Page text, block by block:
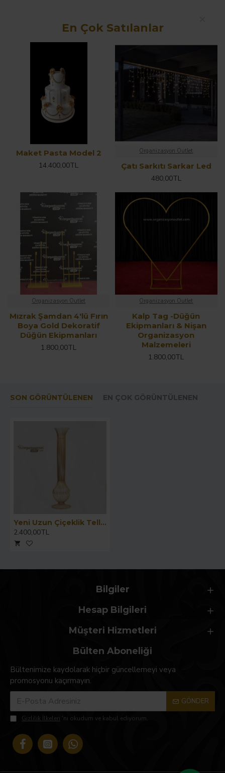
En Çok Satılanlar
Maket Pasta Model 2
14.400,00TL
Organizasyon Outlet
Çatı Sarkıtı Sarkar Led
480,00TL
Organizasyon Outlet
Mızrak Şamdan 4'lü Fırın
Boya Gold Dekoratif
Düğün Ekipmanları
1.800,00TL
Organizasyon Outlet
Kalp Tag -Düğün
Ekipmanları & Nişan
Organizasyon
Malzemeleri
1.800,00TL
SON GÖRÜNTÜLENEN EN ÇOK GÖRÜNTÜLENEN
Yeni Uzun Çiçeklik Telli Vazo
2.400,00TL
Bilgiler
Hesap Bilgileri
Müşteri Hizmetleri
Bülten Aboneliği
Bültenimize kaydolarak hiçbir güncellemeyi veya
promosyonu kaçırmayın.
GÖNDER
Gizlilik İlkeleri 'ni okudum ve kabul ediyorum.